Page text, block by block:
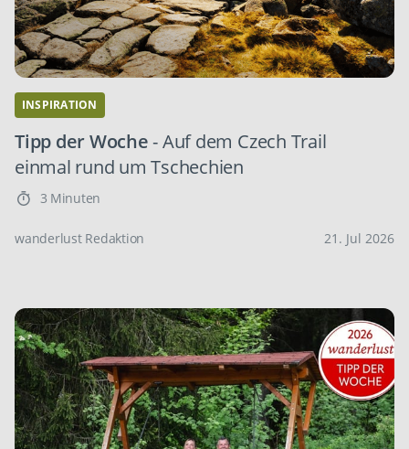
INSPIRATION
Tipp der Woche- Auf dem Czech Trail
einmal rund um Tschechien
3 Minuten
wanderlust Redaktion 21. Jul 2026